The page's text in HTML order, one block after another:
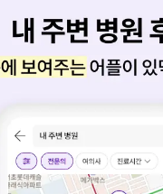
증상/치료, 궁금한 점이
의사가 직접 답해드려요!